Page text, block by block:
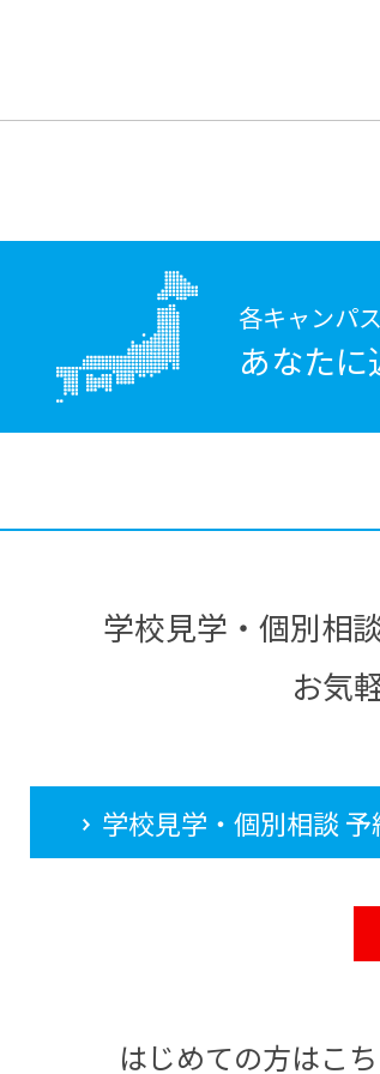
各キャンパ
あなた
学校見学・個別相
お気
学校見学・個別相談 予
はじめての方はこ